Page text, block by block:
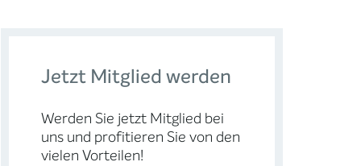
Jetzt Mitglied werden
Werden Sie jetzt Mitglied bei
uns und profitieren Sie von den
vielen Vorteilen!